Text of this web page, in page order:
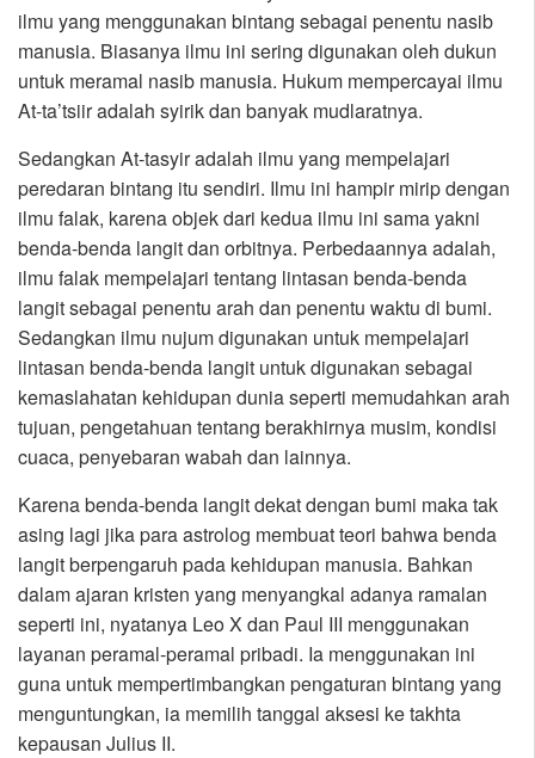
ilmu yang menggunakan bintang sebagai penentu nasib
manusia. Biasanya ilmu ini sering digunakan oleh dukun
untuk meramal nasib manusia. Hukum mempercayai ilmu
At-ta’tsiir adalah syirik dan banyak mudlaratnya.
Sedangkan At-tasyir adalah ilmu yang mempelajari
peredaran bintang itu sendiri. Ilmu ini hampir mirip dengan
ilmu falak, karena objek dari kedua ilmu ini sama yakni
benda-benda langit dan orbitnya. Perbedaannya adalah,
ilmu falak mempelajari tentang lintasan benda-benda
langit sebagai penentu arah dan penentu waktu di bumi.
Sedangkan ilmu nujum digunakan untuk mempelajari
lintasan benda-benda langit untuk digunakan sebagai
kemaslahatan kehidupan dunia seperti memudahkan arah
tujuan, pengetahuan tentang berakhirnya musim, kondisi
cuaca, penyebaran wabah dan lainnya.
Karena benda-benda langit dekat dengan bumi maka tak
asing lagi jika para astrolog membuat teori bahwa benda
langit berpengaruh pada kehidupan manusia. Bahkan
dalam ajaran kristen yang menyangkal adanya ramalan
seperti ini, nyatanya Leo X dan Paul III menggunakan
layanan peramal-peramal pribadi. Ia menggunakan ini
guna untuk mempertimbangkan pengaturan bintang yang
menguntungkan, ia memilih tanggal aksesi ke takhta
kepausan Julius II.